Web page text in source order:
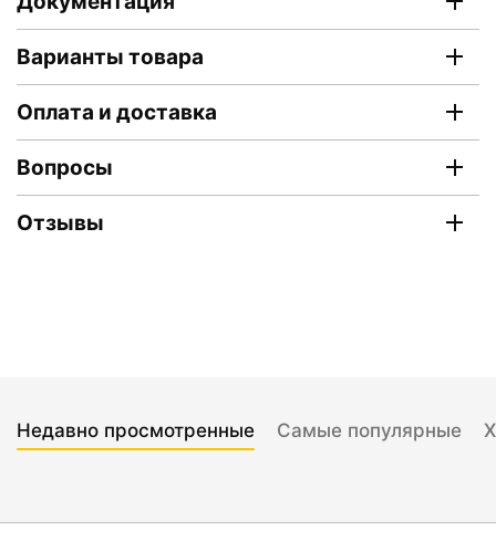
Варианты товара
Оплата и доставка
Вопросы
Отзывы
Недавно просмотренные Самые популярные